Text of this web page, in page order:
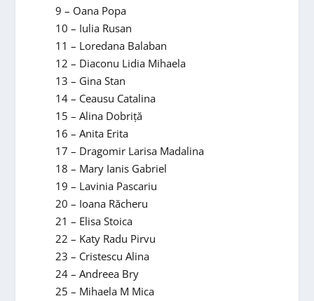
9 – Oana Popa
10 – Iulia Rusan
11 – Loredana Balaban
12 – Diaconu Lidia Mihaela
13 – Gina Stan
14 – Ceausu Catalina
15 – Alina Dobriță
16 – Anita Erita
17 – Dragomir Larisa Madalina
18 – Mary Ianis Gabriel
19 – Lavinia Pascariu
20 – Ioana Răcheru
21 – Elisa Stoica
22 – Katy Radu Pirvu
23 – Cristescu Alina
24 – Andreea Bry
25 – Mihaela M Mica